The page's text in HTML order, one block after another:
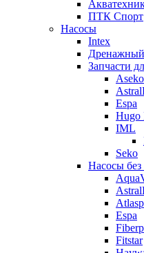
ПТК Спорт
Насосы
Intex
Дренажный
Запчасти
Aseko
Espa
Hugo
IML
Seko
Насосы без
Espa
Fitstar